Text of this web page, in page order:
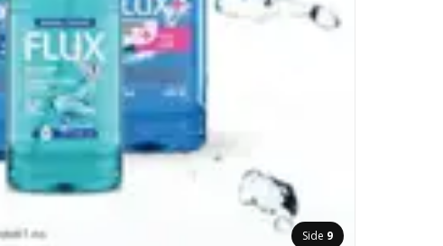
Side 9